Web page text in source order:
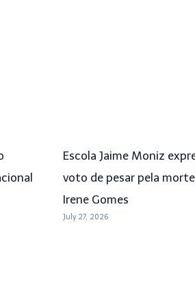
Escola Jaime Moniz
voto de pesar pela
Irene Gomes
July 27, 2026